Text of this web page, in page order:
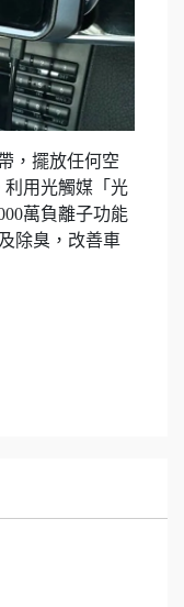
，擺放任何空
利用光觸媒「光
萬負離子功能
除臭，改善車